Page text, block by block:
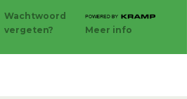
Wachtwoord
vergeten?
Meer info